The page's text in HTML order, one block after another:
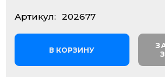
Артикул: 202677
В КОРЗИНУ